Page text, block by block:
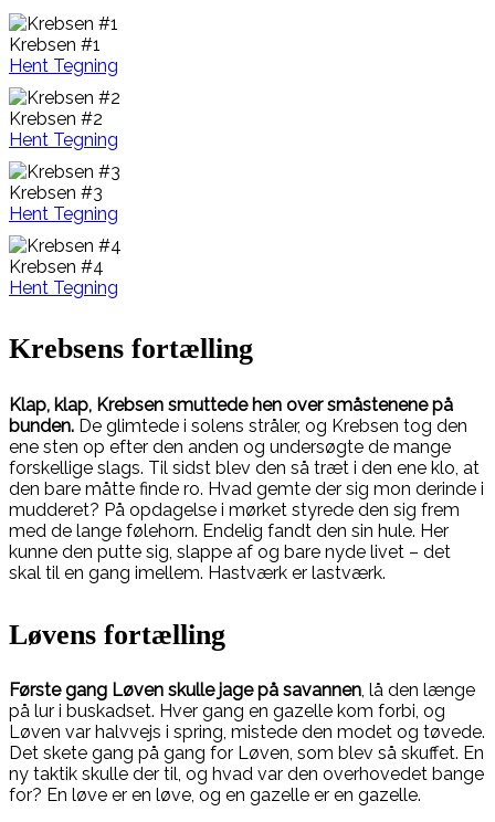
Krebsen #1
Hent Tegning
Krebsen #2
Hent Tegning
Krebsen #3
Hent Tegning
Krebsen #4
Hent Tegning
Krebsens fortælling
Klap, klap, Krebsen smuttede hen over småstenene på
bunden. De glimtede i solens stråler, og Krebsen tog den
ene sten op efter den anden og undersøgte de mange
forskellige slags. Til sidst blev den så træt i den ene klo, at
den bare måtte finde ro. Hvad gemte der sig mon derinde i
mudderet? På opdagelse i mørket styrede den sig frem
med de lange følehorn. Endelig fandt den sin hule. Her
kunne den putte sig, slappe af og bare nyde livet – det
skal til en gang imellem. Hastværk er lastværk.
Løvens fortælling
Første gang Løven skulle jage på savannen, lå den længe
på lur i buskadset. Hver gang en gazelle kom forbi, og
Løven var halvvejs i spring, mistede den modet og tøvede.
Det skete gang på gang for Løven, som blev så skuffet. En
ny taktik skulle der til, og hvad var den overhovedet bange
for? En løve er en løve, og en gazelle er en gazelle.